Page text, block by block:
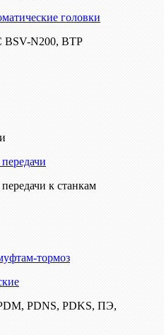
головки
BSV-N200, ВТР
к станкам
тормоз
PDNS, PDKS, ПЭ,